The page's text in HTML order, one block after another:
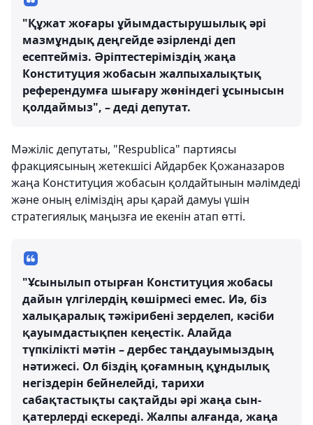
"Құжат жоғары ұйымдастырушылық әрі
мазмұндық деңгейде әзірленді деп
есептейміз. Әріптестеріміздің жаңа
Конституция жобасын жалпыхалықтық
референдумға шығару жөніндегі ұсынысын
қолдаймыз", – деді депутат.
Мәжіліс депутаты, "Respubliсa" партиясы
фракциясының жетекшісі Айдарбек Қожаназаров
жаңа Конституция жобасын қолдайтынын мәлімдеді
және оның еліміздің ары қарай дамуы үшін
стратегиялық маңызға ие екенін атап өтті.
"Ұсынылып отырған Конституция жобасы
дайын үлгілердің көшірмесі емес. Иә, біз
халықаралық тәжірибені зерделеп, кәсіби
қауымдастықпен кеңестік. Алайда
түпкілікті мәтін – дербес таңдауымыздың
нәтижесі. Ол біздің қоғамның құндылық
негіздерін бейнелейді, тарихи
сабақтастықты сақтайды әрі жаңа сын-
қатерлерді ескереді. Жалпы алғанда, жаңа